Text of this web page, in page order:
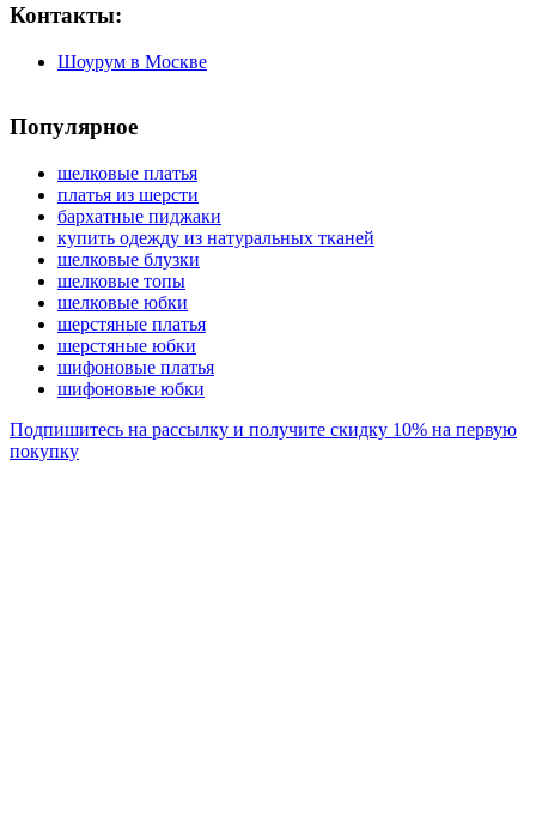
Контакты:
Шоурум в Москве
Популярное
шелковые платья
платья из шерсти
бархатные пиджаки
купить одежду из натуральных тканей
шелковые блузки
шелковые топы
шелковые юбки
шерстяные платья
шерстяные юбки
шифоновые платья
шифоновые юбки
Подпишитесь на рассылку и получите скидку 10% на первую
покупку